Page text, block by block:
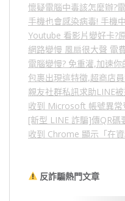
懷疑電腦中毒該怎麼辦?
手機也會感染病毒! 手機
Youtube 看影片變好卡?
網路變慢 風扇很大聲 電
電腦變慢? 免重灌,加速
包裹出現這特徵,超商店
親友社群私訊求助LINE
收到 Microsoft 帳號異常
[新型 LINE 詐騙]傳QR碼
收到 Chrome 顯示「在
反詐騙熱門文章